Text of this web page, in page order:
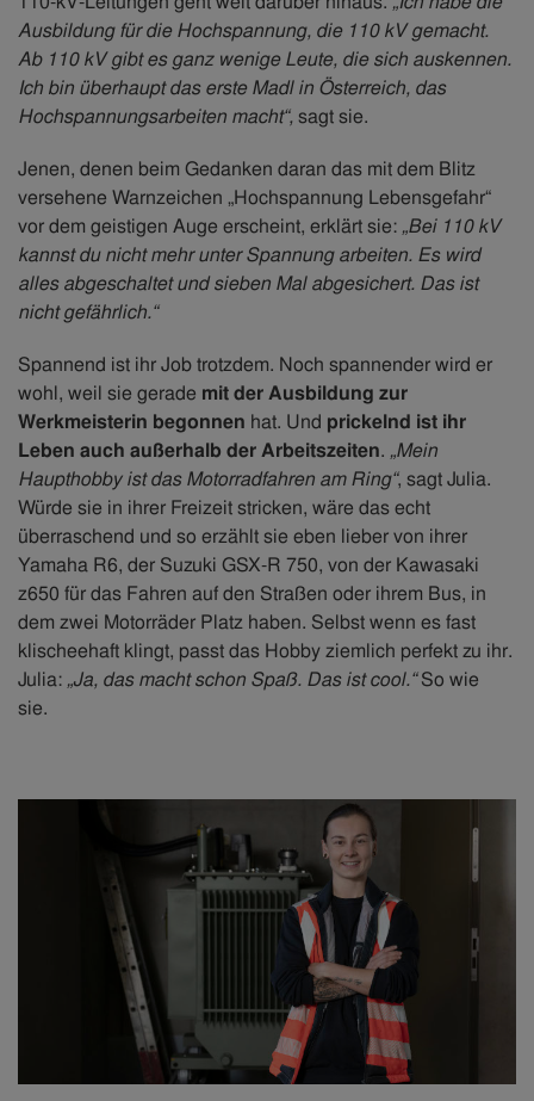
Ausbildung für die Hochspannung, die 110 kV gemacht.
Ab 110 kV gibt es ganz wenige Leute, die sich auskennen.
Ich bin überhaupt das erste Madl in Österreich, das
Hochspannungsarbeiten macht“, sagt sie.
Jenen, denen beim Gedanken daran das mit dem Blitz
versehene Warnzeichen „Hochspannung Lebensgefahr“
vor dem geistigen Auge erscheint, erklärt sie: „Bei 110 kV
kannst du nicht mehr unter Spannung arbeiten. Es wird
alles abgeschaltet und sieben Mal abgesichert. Das ist
nicht gefährlich.“
Spannend ist ihr Job trotzdem. Noch spannender wird er
wohl, weil sie gerade mit der Ausbildung zur
Werkmeisterin begonnen hat. Und prickelnd ist ihr
Leben auch außerhalb der Arbeitszeiten. „Mein
Haupthobby ist das Motorradfahren am Ring“, sagt Julia.
Würde sie in ihrer Freizeit stricken, wäre das echt
überraschend und so erzählt sie eben lieber von ihrer
Yamaha R6, der Suzuki GSX-R 750, von der Kawasaki
z650 für das Fahren auf den Straßen oder ihrem Bus, in
dem zwei Motorräder Platz haben. Selbst wenn es fast
klischeehaft klingt, passt das Hobby ziemlich perfekt zu ihr.
Julia: „Ja, das macht schon Spaß. Das ist cool.“So wie
sie.